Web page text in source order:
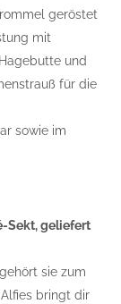
geröstet
mit
und
für die
sowie im
Sekt, geliefert
sie zum
bringt dir